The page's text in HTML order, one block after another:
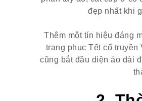
đẹp nhất khi
Thêm một tín hiệu đáng
trang phục Tết cổ
cũng bắt đầu diện áo dài